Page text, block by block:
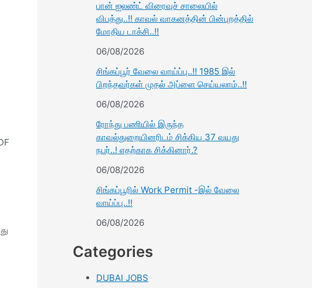
பான் ஐலண்ட் விரைவுச் சாலையில்
விபத்து..!! காவல் வாகனத்தின் பின்புறத்தில்
மோதிய டாக்சி..!!
06/08/2026
சிங்கப்பூர் வேலை வாய்ப்பு..!! 1985 இல்
பிறந்தவர்கள் முதல் அப்ளை செய்யலாம்..!!
06/08/2026
ரோந்து பணியில் இருந்த
காவல்துறையினரிடம் சிக்கிய 37 வயது
நபர்..! எதற்காக சிக்கினார்.?
06/08/2026
சிங்கப்பூரில் Work Permit -இல் வேலை
வாய்ப்பு..!!
06/08/2026
Categories
DUBAI JOBS